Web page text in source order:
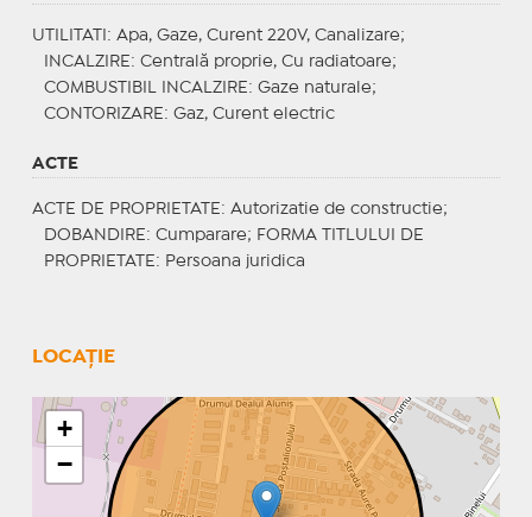
UTILITATI : Apa, Gaze, Curent 220V, Canalizare;
INCALZIRE : Centrală proprie, Cu radiatoare;
COMBUSTIBIL INCALZIRE : Gaze naturale;
CONTORIZARE : Gaz, Curent electric
ACTE
ACTE DE PROPRIETATE : Autorizatie de constructie;
DOBANDIRE : Cumparare; FORMA TITLULUI DE
PROPRIETATE : Persoana juridica
LOCAȚIE
+
−